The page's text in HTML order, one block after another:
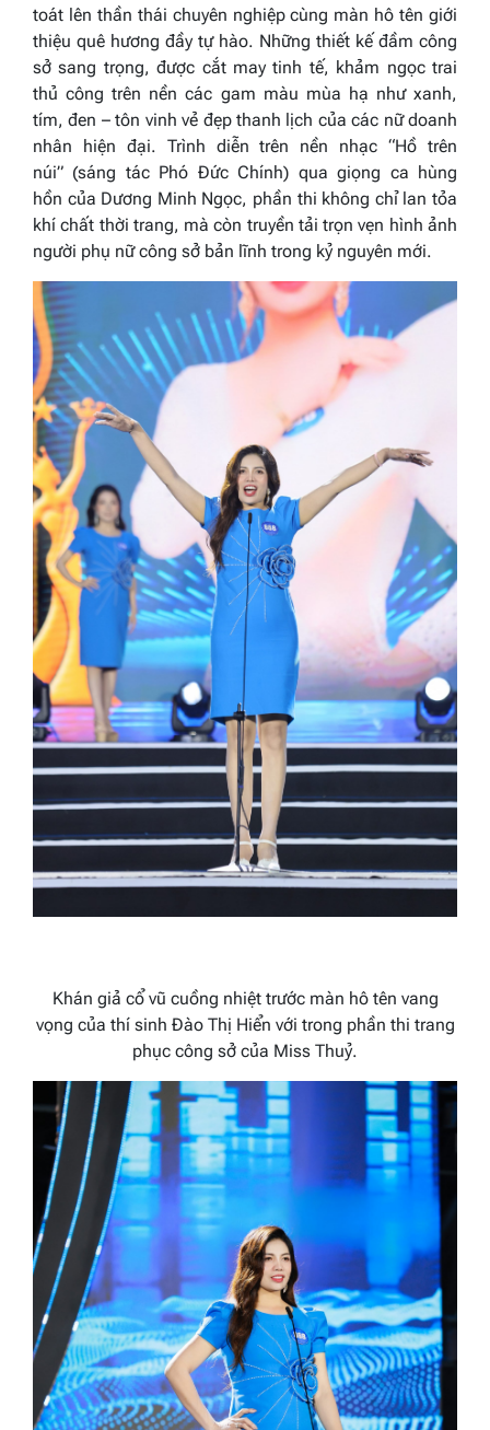
toát lên thần thái chuyên nghiệp cùng màn hô tên giới
thiệu quê hương đầy tự hào. Những thiết kế đầm công
sở sang trọng, được cắt may tinh tế, khảm ngọc trai
thủ công trên nền các gam màu mùa hạ như xanh,
tím, đen – tôn vinh vẻ đẹp thanh lịch của các nữ doanh
nhân hiện đại. Trình diễn trên nền nhạc“Hồ trên
núi” (sáng tác Phó Đức Chính) qua giọng ca hùng
hồn của Dương Minh Ngọc, phần thi không chỉ lan tỏa
khí chất thời trang, mà còn truyền tải trọn vẹn hình ảnh
người phụ nữ công sở bản lĩnh trong kỷ nguyên mới.
Khán giả cổ vũ cuồng nhiệt trước màn hô tên vang
vọng của thí sinh Đào Thị Hiển với trong phần thi trang
phục công sở của Miss Thuỷ.